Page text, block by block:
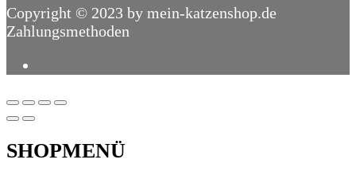
Copyright © 2023 by mein-katzenshop.de
Zahlungsmethoden
SHOPMENÜ